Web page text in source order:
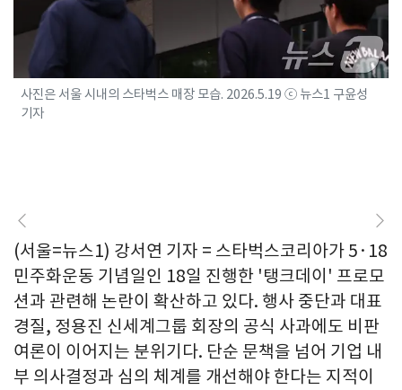
사진은 서울 시내의 스타벅스 매장 모습. 2026.5.19 ⓒ 뉴스1 구윤성
기자
(서울=뉴스1) 강서연 기자 = 스타벅스코리아가 5·18
민주화운동 기념일인 18일 진행한 '탱크데이' 프로모
션과 관련해 논란이 확산하고 있다. 행사 중단과 대표
경질, 정용진 신세계그룹 회장의 공식 사과에도 비판
여론이 이어지는 분위기다. 단순 문책을 넘어 기업 내
부 의사결정과 심의 체계를 개선해야 한다는 지적이